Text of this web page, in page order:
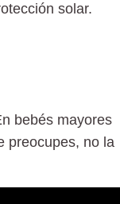
solar.
bebés mayores
preocupes, no la